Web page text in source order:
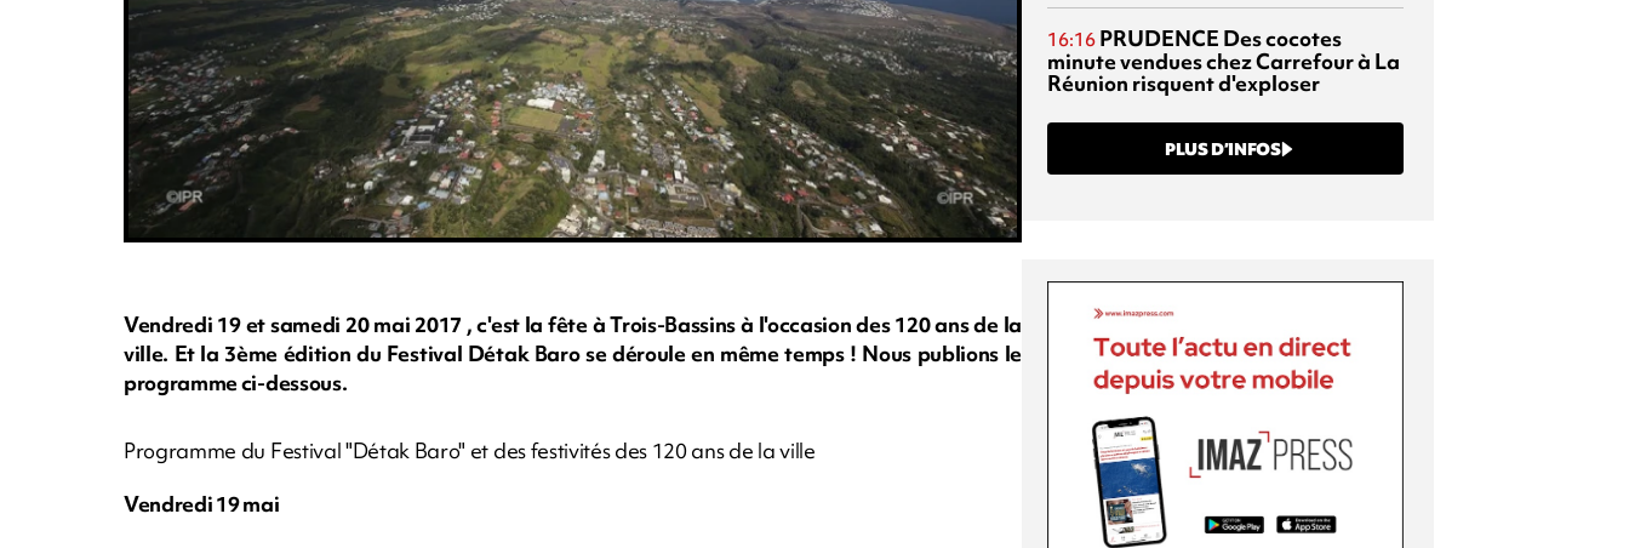
Vendredi 19 et samedi 20 mai 2017 , c'est la fête à Trois-Bassins à l'occasion des 120 ans de la
ville. Et la 3ème édition du Festival Détak Baro se déroule en même temps ! Nous publions le
programme ci-dessous.
Programme du Festival "Détak Baro" et des festivités des 120 ans de la ville
Vendredi 19 mai
16:16 PRUDENCE Des cocotes
minute vendues chez Carrefour à La
Réunion risquent d'exploser
PLUS D’INFOS